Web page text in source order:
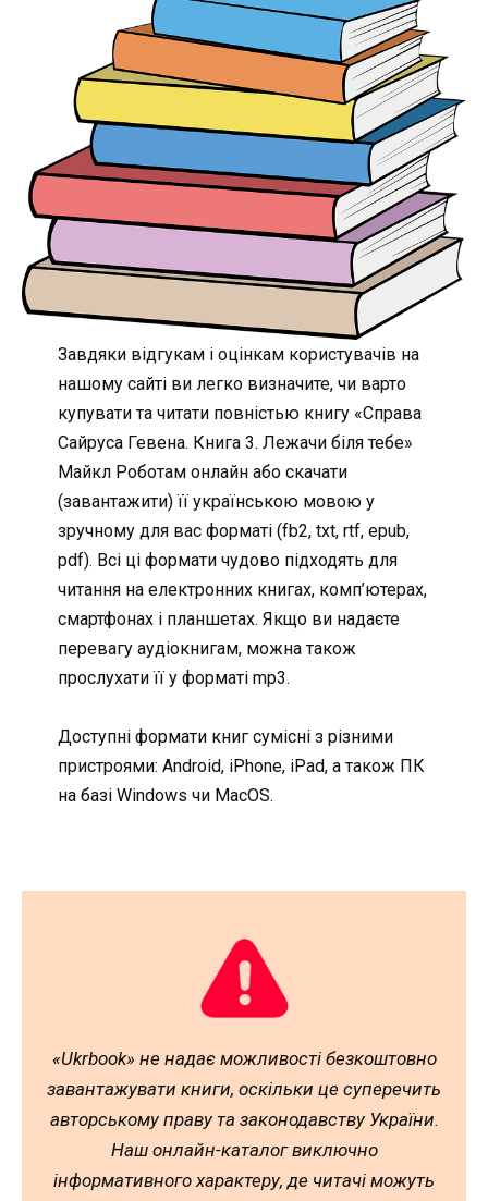
Завдяки відгукам і оцінкам користувачів на
нашому сайті ви легко визначите, чи варто
купувати та читати повністью книгу «Справа
Сайруса Гевена. Книга 3. Лежачи біля тебе»
Майкл Роботам онлайн або скачати
(завантажити) її українською мовою у
зручному для вас форматі (fb2, txt, rtf, epub,
pdf). Всі ці формати чудово підходять для
читання на електронних книгах, комп’ютерах,
смартфонах і планшетах. Якщо ви надаєте
перевагу аудіокнигам, можна також
прослухати її у форматі mp3.
Доступні формати книг сумісні з різними
пристроями: Android, iPhone, iPad, а також ПК
на базі Windows чи MacOS.
«Ukrbook» не надає можливості безкоштовно
завантажувати книги, оскільки це суперечить
авторському праву та законодавству України.
Наш онлайн-каталог виключно
інформативного характеру, де читачі можуть